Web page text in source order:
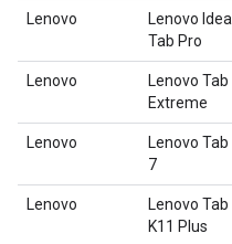
Lenovo
Lenovo Idea
Tab Pro
Lenovo
Lenovo Tab
Extreme
Lenovo
Lenovo Tab
7
Lenovo
Lenovo Tab
K11 Plus